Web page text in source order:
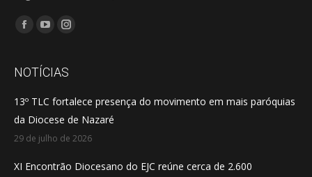
Encontre-nos em:
Facebook
opens
new
window
YouTube
opens
new
window
Instagram
opens
new
window
NOTÍCIAS
13º TLC fortalece presença do movimento em mais paróquias
da Diocese de Nazaré
29 de julho de 2026
XI Encontrão Diocesano do EJC reúne cerca de 2.600